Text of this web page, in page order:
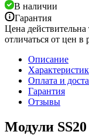
В наличии
Гарантия
Цена
отличаться от цен
Описание
Оплата и
Гарантия
Отзывы
Модули